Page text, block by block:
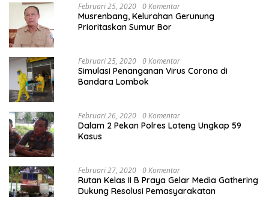
Februari 25, 2020 0 Komentar
Musrenbang, Kelurahan Gerunung
Prioritaskan Sumur Bor
Februari 25, 2020 0 Komentar
Simulasi Penanganan Virus Corona di
Bandara Lombok
Februari 26, 2020 0 Komentar
Dalam 2 Pekan Polres Loteng Ungkap 59
Kasus
Februari 27, 2020 0 Komentar
Rutan Kelas II B Praya Gelar Media Gathering
Dukung Resolusi Pemasyarakatan